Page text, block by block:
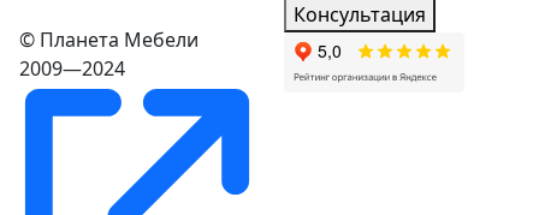
© Планета Мебели
2009—2024
Консультация